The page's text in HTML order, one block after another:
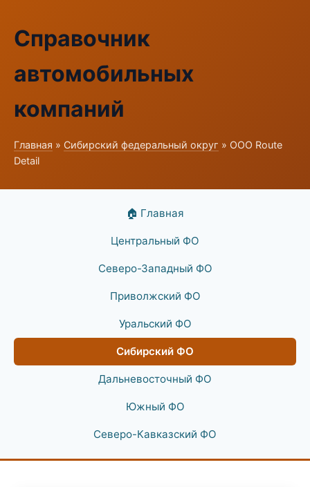
Справочник
автомобильных
компаний
Главная » Сибирский федеральный округ » ООО Route
Detail
🏠 Главная
Центральный ФО
Северо-Западный ФО
Приволжский ФО
Уральский ФО
Сибирский ФО
Дальневосточный ФО
Южный ФО
Северо-Кавказский ФО